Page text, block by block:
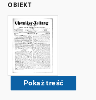
OBIEKT
Pokaż treść